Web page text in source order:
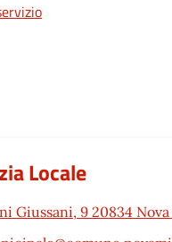
Locale
Giussani, 9 20834